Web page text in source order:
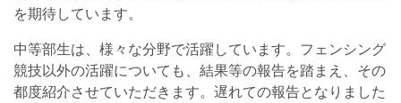
を期待しています。
中等部生は、様々な分野で活躍しています。フェンシング
競技以外の活躍についても、結果等の報告を踏まえ、その
都度紹介させていただきます。遅れての報告となりました